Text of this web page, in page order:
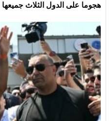
هجوما على الدول الثلاث جميعها